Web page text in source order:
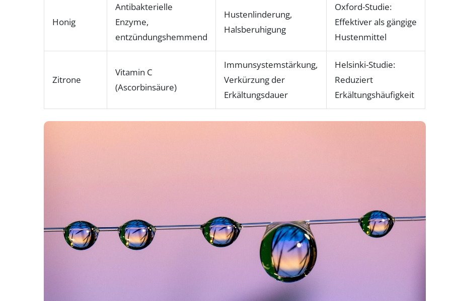
Honig
Antibakterielle
Enzyme,
entzündungshemmend
Hustenlinderung,
Halsberuhigung
Oxford-Studie:
Effektiver als gängige
Hustenmittel
Zitrone
Vitamin C
(Ascorbinsäure)
Immunsystemstärkung,
Verkürzung der
Erkältungsdauer
Helsinki-Studie:
Reduziert
Erkältungshäufigkeit